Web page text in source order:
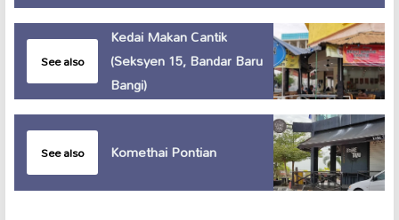
See also
Kedai Makan Cantik
(Seksyen 15, Bandar Baru
Bangi)
See also Komethai Pontian